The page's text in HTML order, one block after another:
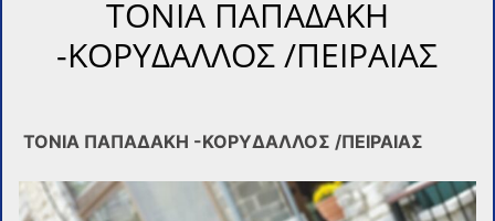
ΤΟΝΙΑ ΠΑΠΑΔΑΚΗ
-ΚΟΡΥΔΑΛΛΟΣ /ΠΕΙΡΑΙΑΣ
ΤΟΝΙΑ ΠΑΠΑΔΑΚΗ -ΚΟΡΥΔΑΛΛΟΣ /ΠΕΙΡΑΙΑΣ